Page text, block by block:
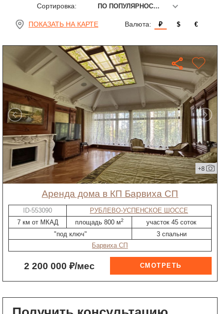
Сортировка: ПО ПОПУЛЯРНОСТИ
ПОКАЗАТЬ НА КАРТЕ Валюта: ₽ $ €
+8
Аренда дома в КП Барвиха СП
ID-553090
РУБЛЕВО-УСПЕНСКОЕ ШОССЕ
7 км от МКАД
площадь 800 м2
участок 45 соток
"под ключ"
3 спальни
Барвиха СП
2 200 000 ₽/мес